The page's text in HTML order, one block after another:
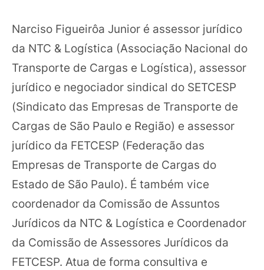
Narciso Figueirôa Junior é assessor jurídico
da NTC & Logística (Associação Nacional do
Transporte de Cargas e Logística), assessor
jurídico e negociador sindical do SETCESP
(Sindicato das Empresas de Transporte de
Cargas de São Paulo e Região) e assessor
jurídico da FETCESP (Federação das
Empresas de Transporte de Cargas do
Estado de São Paulo). É também vice
coordenador da Comissão de Assuntos
Jurídicos da NTC & Logística e Coordenador
da Comissão de Assessores Jurídicos da
FETCESP. Atua de forma consultiva e